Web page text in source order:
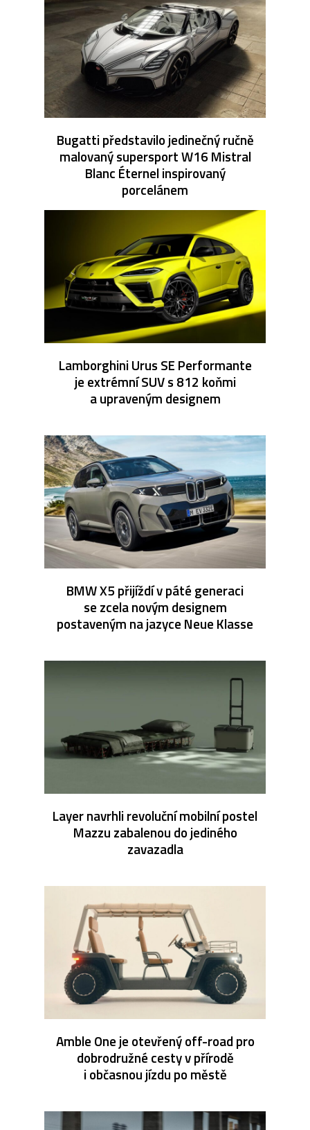
Bugatti představilo jedinečný ručně
malovaný supersport W16 Mistral
Blanc Éternel inspirovaný
porcelánem
Lamborghini Urus SE Performante
je extrémní SUV s 812 koňmi
a upraveným designem
BMW X5 přijíždí v páté generaci
se zcela novým designem
postaveným na jazyce Neue Klasse
Layer navrhli revoluční mobilní postel
Mazzu zabalenou do jediného
zavazadla
Amble One je otevřený off-road pro
dobrodružné cesty v přírodě
i občasnou jízdu po městě